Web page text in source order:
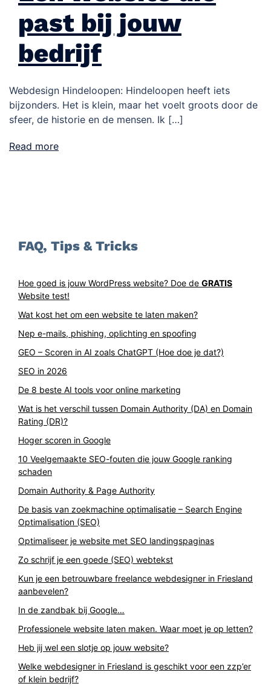
past bij jouw
bedrijf
Webdesign Hindeloopen: Hindeloopen heeft iets
bijzonders. Het is klein, maar het voelt groots door de
sfeer, de historie en de mensen. Ik […]
Read more
FAQ, Tips & Tricks
Hoe goed is jouw WordPress website? Doe de GRATIS
Website test!
Wat kost het om een website te laten maken?
Nep e-mails, phishing, oplichting en spoofing
GEO – Scoren in AI zoals ChatGPT (Hoe doe je dat?)
SEO in 2026
De 8 beste AI tools voor online marketing
Wat is het verschil tussen Domain Authority (DA) en Domain
Rating (DR)?
Hoger scoren in Google
10 Veelgemaakte SEO-fouten die jouw Google ranking
schaden
Domain Authority & Page Authority
De basis van zoekmachine optimalisatie – Search Engine
Optimalisation (SEO)
Optimaliseer je website met SEO landingspaginas
Zo schrijf je een goede (SEO) webtekst
Kun je een betrouwbare freelance webdesigner in Friesland
aanbevelen?
In de zandbak bij Google…
Professionele website laten maken. Waar moet je op letten?
Heb jij wel een slotje op jouw website?
Welke webdesigner in Friesland is geschikt voor een zzp’er
of klein bedrijf?